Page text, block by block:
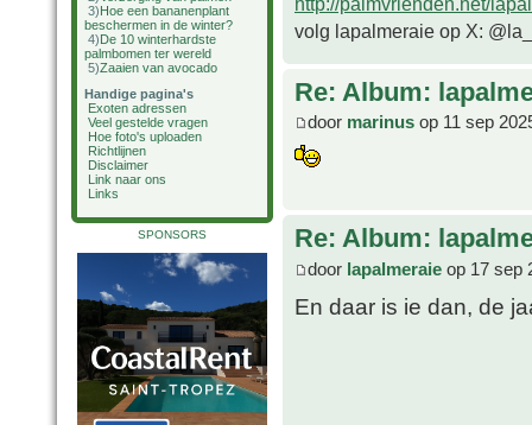
3)Hoe een bananenplant
beschermen in de winter?
4)De 10 winterhardste
palmbomen ter wereld
5)Zaaien van avocado
Handige pagina's
Exoten adressen
Veel gestelde vragen
Hoe foto's uploaden
Richtlijnen
Disclaimer
Link naar ons
Links
SPONSORS
volg lapalmeraie op X:
Re: Album:
door marinus op 11 sep
Re: Album:
door lapalmeraie op 17 sep
En daar is ie dan, de